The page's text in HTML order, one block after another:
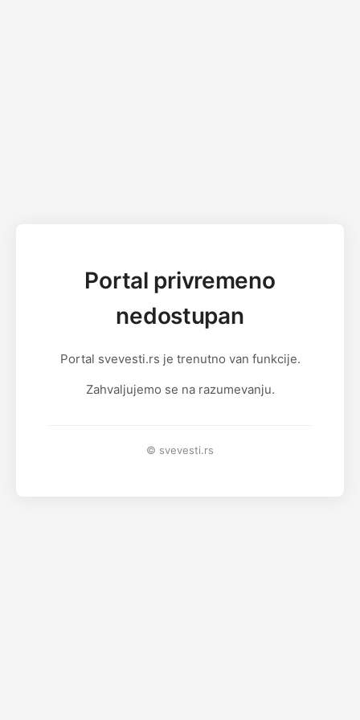
Portal privremeno
nedostupan
Portal svevesti.rs je trenutno van funkcije.
Zahvaljujemo se na razumevanju.
© svevesti.rs